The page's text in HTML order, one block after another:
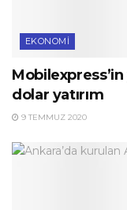
EKONOMI
dolar yatırım
9 TEMMUZ 2020